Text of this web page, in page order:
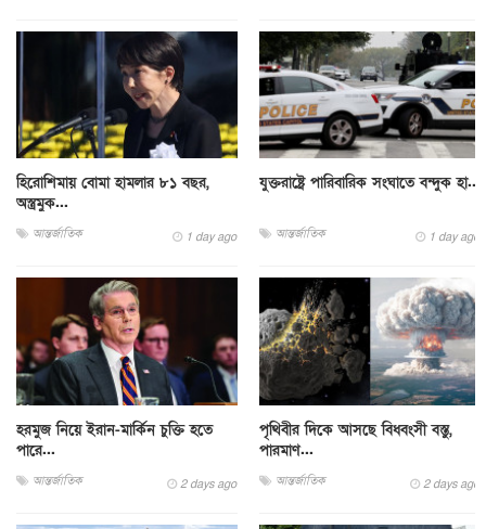
হিরোশিমায় বোমা হামলার ৮১ বছর,
অস্ত্রমুক...
আন্তর্জাতিক 1 day ago
যুক্তরাষ্ট্রে পারিবারিক সংঘাতে বন্দুক হা...
আন্তর্জাতিক 1 day ago
হরমুজ নিয়ে ইরান-মার্কিন চুক্তি হতে
পারে...
আন্তর্জাতিক 2 days ago
পৃথিবীর দিকে আসছে বিধ্বংসী বস্তু,
পারমাণ...
আন্তর্জাতিক 2 days ago